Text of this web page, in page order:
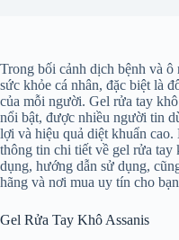
Trong bối cảnh dịch bệnh và ô
sức khỏe cá nhân, đặc biệt là
của mỗi người. Gel rửa tay
nổi bật, được nhiều người tin
lợi và hiệu quả diệt khuẩn
thông tin chi tiết về gel rửa tay
dụng, hướng dẫn sử dụng,
hãng và nơi mua uy tín cho
Gel Rửa Tay Khô Assanis